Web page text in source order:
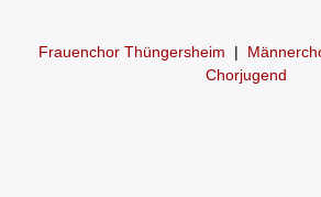
Frauenchor Thüngersheim |
Chorjugend